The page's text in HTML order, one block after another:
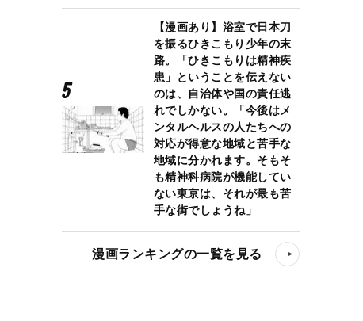
【漫画あり】浴室で日本刀
を振るひきこもり少年の末
路。「ひきこもりは精神疾
患」ということを伝えない
のは、自治体や国の責任逃
れでしかない。「今後はメ
ンタルヘルスの人たちへの
対応が得意な地域と苦手な
地域に分かれます。そもそ
も精神科病院が機能してい
ない東京は、それが最も苦
手な街でしょうね」
漫画ランキングの一覧を見る